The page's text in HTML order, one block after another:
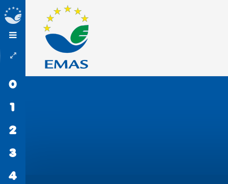
0
1
2
3
4